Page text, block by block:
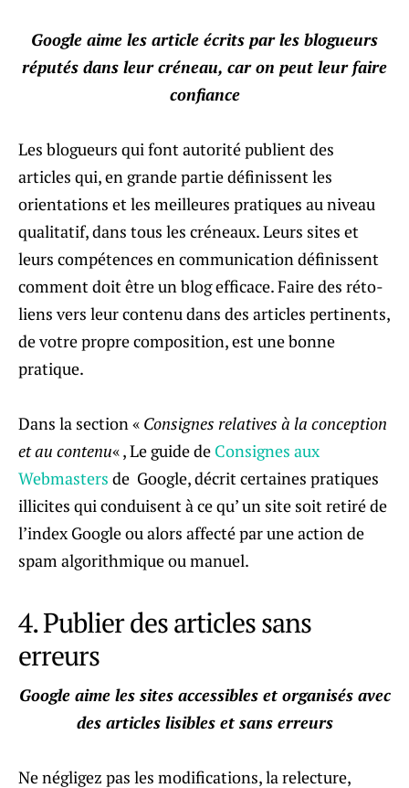
Google aime les article écrits par les blogueurs
réputés dans leur créneau, car on peut leur faire
confiance
Les blogueurs qui font autorité publient des
articles qui, en grande partie définissent les
orientations et les meilleures pratiques au niveau
qualitatif, dans tous les créneaux. Leurs sites et
leurs compétences en communication définissent
comment doit être un blog efficace. Faire des réto-
liens vers leur contenu dans des articles pertinents,
de votre propre composition, est une bonne
pratique.
Dans la section « Consignes relatives à la conception
et au contenu« , Le guide de Consignes aux
Webmasters de Google, décrit certaines pratiques
illicites qui conduisent à ce qu’ un site soit retiré de
l’index Google ou alors affecté par une action de
spam algorithmique ou manuel.
4. Publier des articles sans
erreurs
Google aime les sites accessibles et organisés avec
des articles lisibles et sans erreurs
Ne négligez pas les modifications, la relecture,